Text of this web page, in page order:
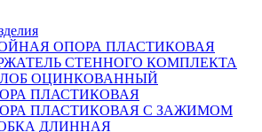
ОПОРА ПЛАСТИКОВАЯ
СТЕННОГО КОМПЛЕКТА
ОЦИНКОВАННЫЙ
ПЛАСТИКОВАЯ
ПЛАСТИКОВАЯ С ЗАЖИМОМ
ДЛИННАЯ